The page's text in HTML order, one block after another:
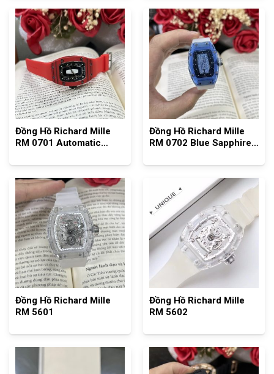
Đồng Hồ Richard Mille
RM 0701 Automatic
Edition
Đồng Hồ Richard Mille
RM 0702 Blue Sapphire
Đồng Hồ Richard Mille
RM 5601
Đồng Hồ Richard Mille
RM 5602